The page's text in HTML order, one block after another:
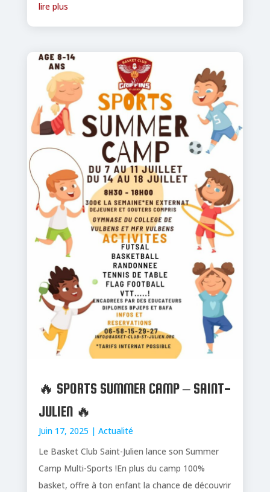
lire plus
🔥 SPORTS SUMMER CAMP – SAINT-
JULIEN 🔥
Juin 17, 2025 | Actualité
Le Basket Club Saint-Julien lance son Summer
Camp Multi-Sports !En plus du camp 100%
basket, offre à ton enfant la chance de découvrir